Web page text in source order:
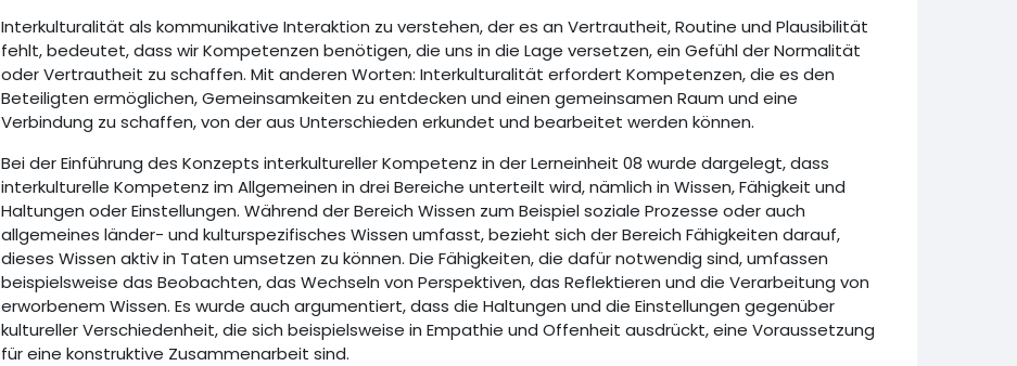
Interkulturalität als kommunikative Interaktion zu verstehen, der es an Vertrautheit, Routine und Plausibilität
fehlt, bedeutet, dass wir Kompetenzen benötigen, die uns in die Lage versetzen, ein Gefühl der Normalität
oder Vertrautheit zu schaffen. Mit anderen Worten: Interkulturalität erfordert Kompetenzen, die es den
Beteiligten ermöglichen, Gemeinsamkeiten zu entdecken und einen gemeinsamen Raum und eine
Verbindung zu schaffen, von der aus Unterschieden erkundet und bearbeitet werden können.
Bei der Einführung des Konzepts interkultureller Kompetenz in der Lerneinheit 08 wurde dargelegt, dass
interkulturelle Kompetenz im Allgemeinen in drei Bereiche unterteilt wird, nämlich in Wissen, Fähigkeit und
Haltungen oder Einstellungen. Während der Bereich Wissen zum Beispiel soziale Prozesse oder auch
allgemeines länder- und kulturspezifisches Wissen umfasst, bezieht sich der Bereich Fähigkeiten darauf,
dieses Wissen aktiv in Taten umsetzen zu können. Die Fähigkeiten, die dafür notwendig sind, umfassen
beispielsweise das Beobachten, das Wechseln von Perspektiven, das Reflektieren und die Verarbeitung von
erworbenem Wissen. Es wurde auch argumentiert, dass die Haltungen und die Einstellungen gegenüber
kultureller Verschiedenheit, die sich beispielsweise in Empathie und Offenheit ausdrückt, eine Voraussetzung
für eine konstruktive Zusammenarbeit sind.